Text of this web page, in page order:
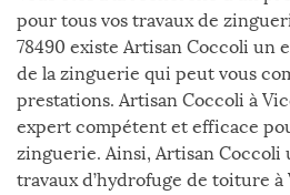
pour tous vos travaux de
78490 existe Artisan Coccoli un
de la zinguerie qui peut vous
prestations. Artisan Coccoli à
expert compétent et efficace
zinguerie. Ainsi, Artisan Coccoli
travaux d’hydrofuge de toiture à